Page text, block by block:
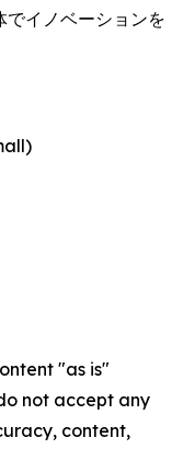
でイノベーションを
"as is"
not accept any
content,